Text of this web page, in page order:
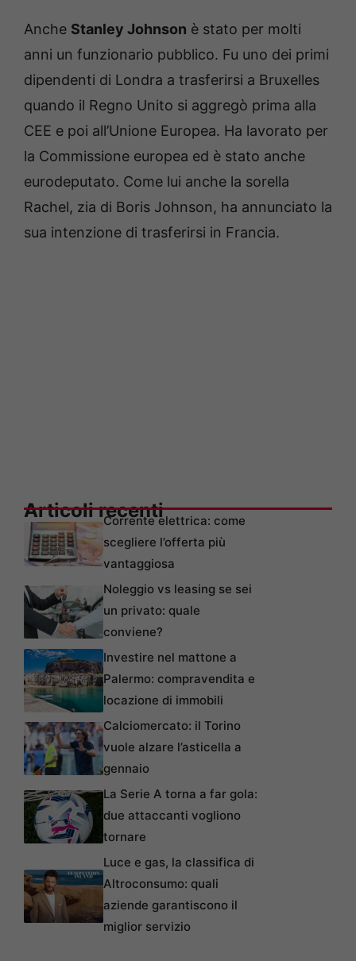
Anche Stanley Johnson è stato per molti
anni un funzionario pubblico. Fu uno dei primi
dipendenti di Londra a trasferirsi a Bruxelles
quando il Regno Unito si aggregò prima alla
CEE e poi all’Unione Europea. Ha lavorato per
la Commissione europea ed è stato anche
eurodeputato. Come lui anche la sorella
Rachel, zia di Boris Johnson, ha annunciato la
sua intenzione di trasferirsi in Francia.
Articoli recentiCorrente elettrica: come
scegliere l’offerta più
vantaggiosa
Noleggio vs leasing se sei
un privato: quale
conviene?
Investire nel mattone a
Palermo: compravendita e
locazione di immobili
Calciomercato: il Torino
vuole alzare l’asticella a
gennaio
La Serie A torna a far gola:
due attaccanti vogliono
tornare
Luce e gas, la classifica di
Altroconsumo: quali
aziende garantiscono il
miglior servizio